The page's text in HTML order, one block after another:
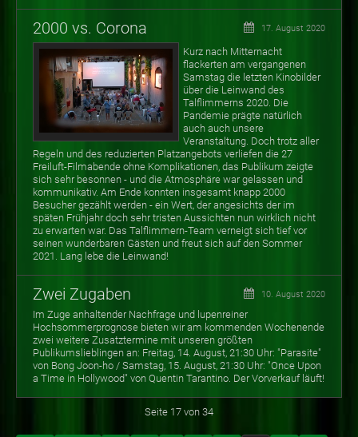
2000 vs. Corona 17. August 2020
Kurz nach Mitternacht
flackerten am vergangenen
Samstag die letzten Kinobilder
über die Leinwand des
Talflimmerns 2020. Die
Pandemie prägte natürlich
auch auch unsere
Veranstaltung. Doch trotz aller
Regeln und des reduzierten Platzangebots verliefen die 27
Freiluft-Filmabende ohne Komplikationen, das Publikum zeigte
sich sehr besonnen - und die Atmosphäre war gelassen und
kommunikativ. Am Ende konnten insgesamt knapp 2000
Besucher gezählt werden - ein Wert, der angesichts der im
späten Frühjahr doch sehr tristen Aussichten nun wirklich nicht
zu erwarten war. Das Talflimmern-Team verneigt sich tief vor
seinen wunderbaren Gästen und freut sich auf den Sommer
2021. Lang lebe die Leinwand!
Zwei Zugaben 10. August 2020
Im Zuge anhaltender Nachfrage und lupenreiner
Hochsommerprognose bieten wir am kommenden Wochenende
zwei weitere Zusatztermine mit unseren größten
Publikumslieblingen an: Freitag, 14. August, 21:30 Uhr: "Parasite"
von Bong Joon-ho / Samstag, 15. August, 21:30 Uhr: "Once Upon
a Time in Hollywood" von Quentin Tarantino. Der Vorverkauf läuft!
Seite 17 von 34